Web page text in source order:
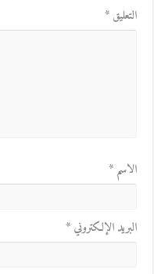
التعليق*
الاسم*
البريد الإلكتروني*